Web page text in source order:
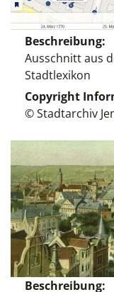
Beschreibung
Ausschnitt aus
Stadtlexikon
Copyright
© Stadtarchiv
Beschreibung